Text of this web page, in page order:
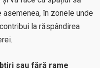
în zonele unde
la răspândirea
sau fără rame